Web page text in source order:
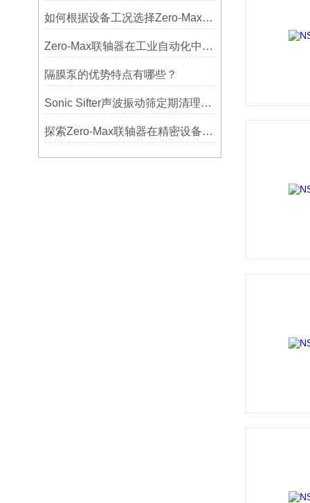
如何根据设备工况选择Zero-Max联轴器？
Zero-Max联轴器在工业自动化中的关键作用
隔膜泵的优势特点有哪些？
Sonic Sifter声波振动筛定期清理的重要性
探索Zero-Max联轴器在精密设备中的优势